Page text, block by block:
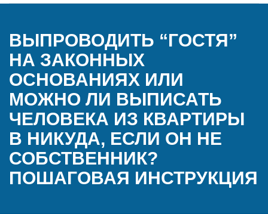
ВЫПРОВОДИТЬ “ГОСТЯ”
НА ЗАКОННЫХ
ОСНОВАНИЯХ ИЛИ
МОЖНО ЛИ ВЫПИСАТЬ
ЧЕЛОВЕКА ИЗ КВАРТИРЫ
В НИКУДА, ЕСЛИ ОН НЕ
СОБСТВЕННИК?
ПОШАГОВАЯ ИНСТРУКЦИЯ